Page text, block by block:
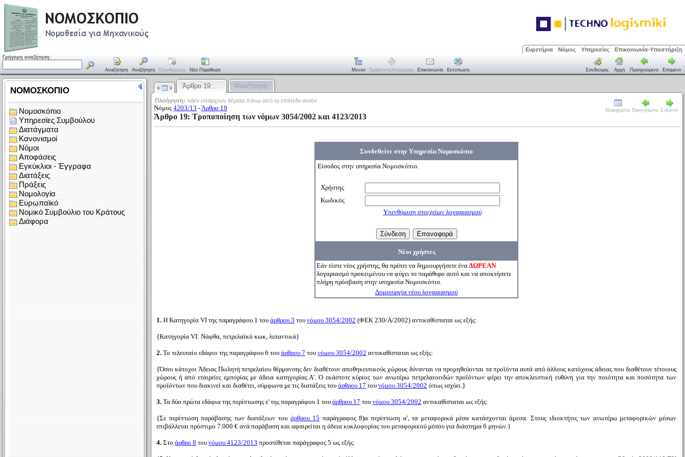
Ευρετήρια Νόμος Υπηρεσίες Επικοινωνία-Υποστήριξη
Γρήγορη αναζήτηση:
Αναζήτηση Αναζήτηση Ελευθέρωση Νέο Παράθυρο Μενού Εμφάνιση/απόκρυψη Επικοινωνία Εκτύπωση Σύνδεσμος Αρχή Προηγούμενο Επόμενο
Άρθρο 19:… Αναζήτηση